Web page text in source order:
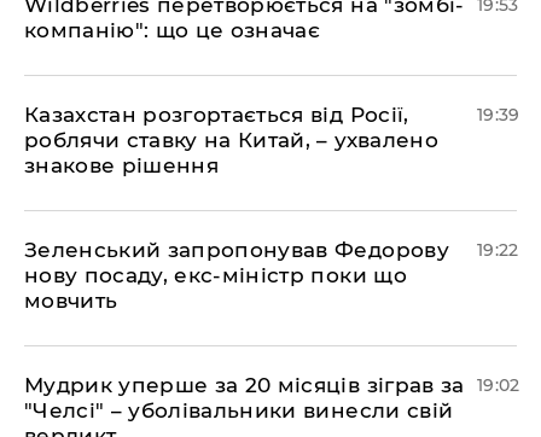
​Wildberries перетворюється на "зомбі-
компанію": що це означає
19:53
​Казахстан розгортається від Росії,
роблячи ставку на Китай, – ухвалено
знакове рішення
19:39
​Зеленський запропонував Федорову
нову посаду, екс-міністр поки що
мовчить
19:22
​Мудрик уперше за 20 місяців зіграв за
"Челсі" – уболівальники винесли свій
19:02